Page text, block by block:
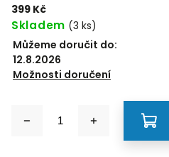
399 Kč
Skladem (3 ks)
Můžeme doručit do:
12.8.2026
Možnosti doručení